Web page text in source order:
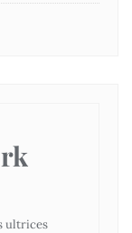
ultrices